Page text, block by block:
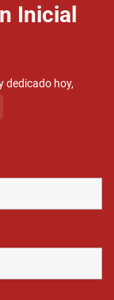
Inicial
dedicado hoy,